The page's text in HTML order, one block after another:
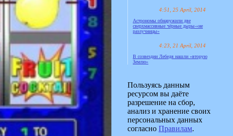
4:51, 25 April, 2014
Астрономы обнаружили две
сверхмассивные чёрные дыры-«не
разлучницы»
4:23, 21 April, 2014
В созвездии Лебедя нашли «вторую
Землю»
Пользуясь данным
ресурсом вы даёте
разрешение на сбор,
анализ и хранение своих
персональных данных
согласно Правилам.